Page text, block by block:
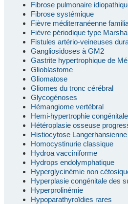
Fibrose pulmonaire
Fibrose systémique
Fièvre méditerranéenne
Fièvre périodique type
Fistules artério-veineuses
Gangliosidoses à GM2
Gastrite hypertrophique de
Glioblastome
Gliomatose
Gliomes du tronc cérébral
Glycogénoses
Hémangiome vertébral
Hemi-hypertrophie
Hétéroplasie osseuse
Histiocytose Langerhansienne
Homocystinurie classique
Hydroa vacciniforme
Hydrops endolymphatique
Hyperglycinémie non
Hyperplasie congénitale des
Hyperprolinémie
Hypoparathyroïdies rares